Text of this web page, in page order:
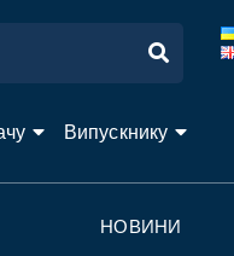
Випускнику
НОВИНИ